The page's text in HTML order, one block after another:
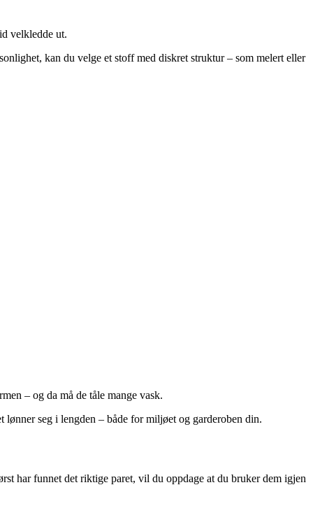
velkledde ut.
kan du velge et stoff med diskret struktur – som melert eller
– og da må de tåle mange vask.
seg i lengden – både for miljøet og garderoben din.
har funnet det riktige paret, vil du oppdage at du bruker dem igjen